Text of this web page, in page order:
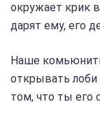
окружает крик
дарят ему, его
Наше
открывать
том, что ты его